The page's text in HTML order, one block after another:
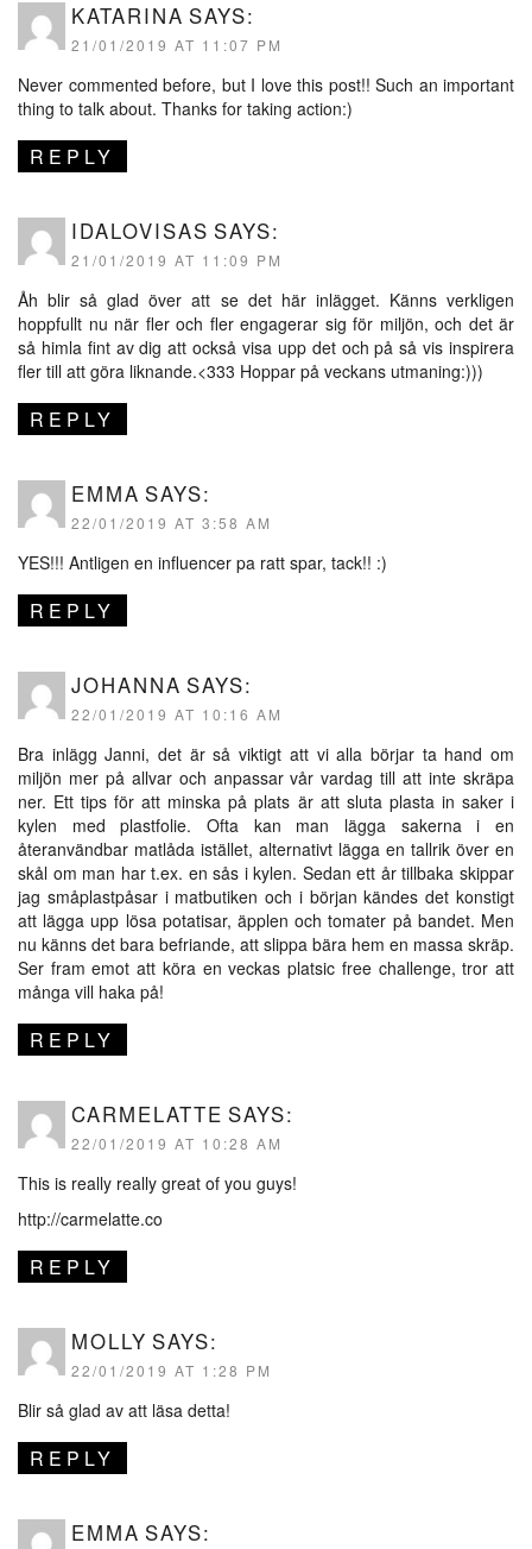
KATARINA SAYS:
21/01/2019 AT 11:07 PM
Never commented before, but I love this post!! Such an important
thing to talk about. Thanks for taking action:)
REPLY
IDALOVISAS SAYS:
21/01/2019 AT 11:09 PM
Åh blir så glad över att se det här inlägget. Känns verkligen
hoppfullt nu när fler och fler engagerar sig för miljön, och det är
så himla fint av dig att också visa upp det och på så vis inspirera
fler till att göra liknande.<333 Hoppar på veckans utmaning:)))
REPLY
EMMA SAYS:
22/01/2019 AT 3:58 AM
YES!!! Antligen en influencer pa ratt spar, tack!! :)
REPLY
JOHANNA SAYS:
22/01/2019 AT 10:16 AM
Bra inlägg Janni, det är så viktigt att vi alla börjar ta hand om
miljön mer på allvar och anpassar vår vardag till att inte skräpa
ner. Ett tips för att minska på plats är att sluta plasta in saker i
kylen med plastfolie. Ofta kan man lägga sakerna i en
återanvändbar matlåda istället, alternativt lägga en tallrik över en
skål om man har t.ex. en sås i kylen. Sedan ett år tillbaka skippar
jag småplastpåsar i matbutiken och i början kändes det konstigt
att lägga upp lösa potatisar, äpplen och tomater på bandet. Men
nu känns det bara befriande, att slippa bära hem en massa skräp.
Ser fram emot att köra en veckas platsic free challenge, tror att
många vill haka på!
REPLY
CARMELATTE SAYS:
22/01/2019 AT 10:28 AM
This is really really great of you guys!
http://carmelatte.co
REPLY
MOLLY SAYS:
22/01/2019 AT 1:28 PM
Blir så glad av att läsa detta!
REPLY
EMMA SAYS: